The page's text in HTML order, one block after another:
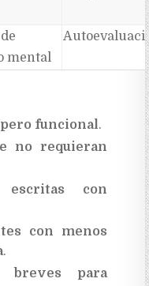
mental
funcional.
no requieran
escritas con
con menos
.
breves para